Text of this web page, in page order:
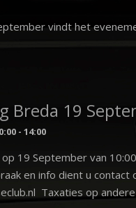
vindt het
Breda 19
- 14:00
19 September van
en info dient u
Taxaties op